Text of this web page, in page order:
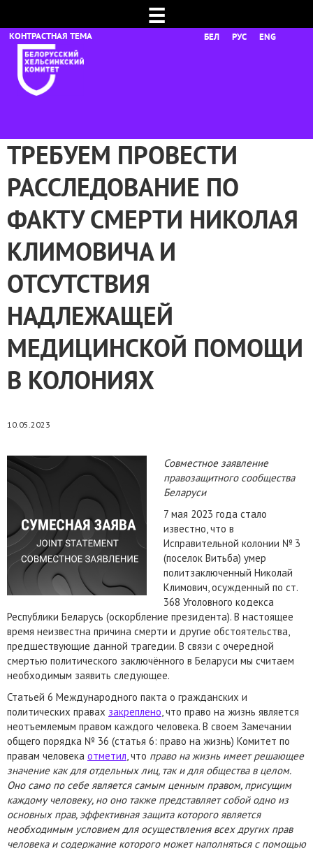
☰
БЕЛ РУС ENG
ТРЕБУЕМ ПРОВЕСТИ
РАССЛЕДОВАНИЕ ПО
ФАКТУ СМЕРТИ НИКОЛАЯ
КЛИМОВИЧА И
ОТСУТСТВИЯ
НАДЛЕЖАЩЕЙ
МЕДИЦИНСКОЙ ПОМОЩИ
В КОЛОНИЯХ
10.05.2023
Совместное заявление
правозащитного сообщества
Беларуси
7 мая 2023 года стало
известно, что в
Исправительной колонии № 3
(поселок Витьба) умер
политзаключенный Николай
Климович, осужденный по ст.
368 Уголовного кодекса
Республики Беларусь (оскорбление президента). В настоящее
время неизвестна причина смерти и другие обстоятельства,
предшествующие данной трагедии. В связи с очередной
смертью политического заключённого в Беларуси мы считаем
необходимым заявить следующее.
Статьей 6 Международного пакта о гражданских и
политических правах закреплено, что право на жизнь является
неотъемлемым правом каждого человека. В своем Замечании
общего порядка № 36 (статья 6: право на жизнь) Комитет по
правам человека отметил, что право на жизнь имеет решающее
значение как для отдельных лиц, так и для общества в целом.
Оно само по себе является самым ценным правом, присущим
каждому человеку, но оно также представляет собой одно из
основных прав, эффективная защита которого является
необходимым условием для осуществления всех других прав
человека и содержание которого может наполняться с помощью